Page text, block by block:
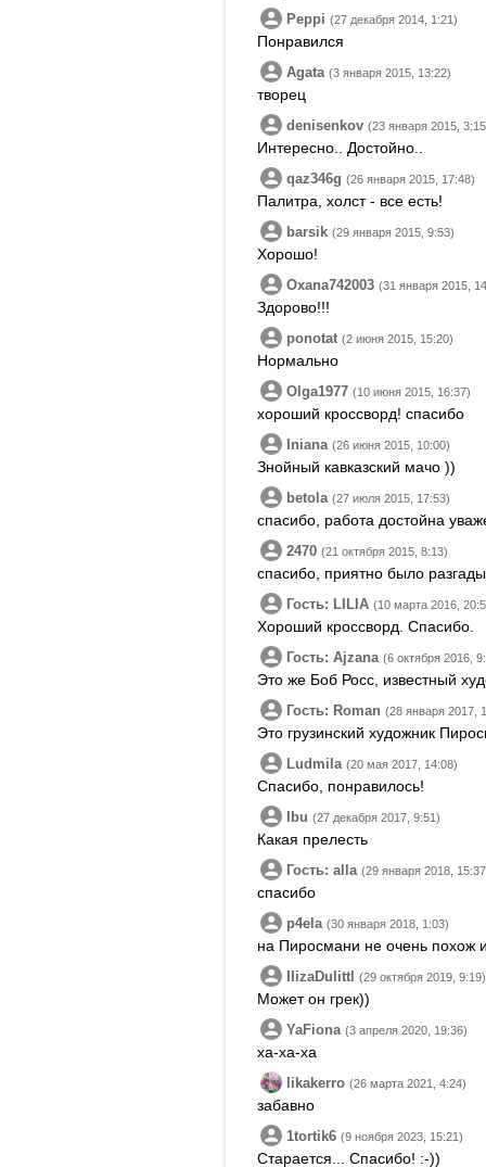
Peppi (27 декабря 2014, 1:21)
Понравился
Agata (3 января 2015, 13:22)
творец
denisenkov (23 января 2015,
Интересно.. Достойно..
qaz346g (26 января 2015, 17:48)
Палитра, холст - все есть!
barsik (29 января 2015, 9:53)
Хорошо!
Oxana742003 (31 января 2015,
Здорово!!!
ponotat (2 июня 2015, 15:20)
Нормально
Olga1977 (10 июня 2015, 16:37)
хороший кроссворд! спасибо
Iniana (26 июня 2015, 10:00)
Знойный кавказский мачо ))
betola (27 июля 2015, 17:53)
спасибо, работа достойна
2470 (21 октября 2015, 8:13)
спасибо, приятно было
Гость: LILIA (10 марта 2016,
Хороший кроссворд. Спасибо.
Гость: Ajzana (6 октября 2016,
Это же Боб Росс, известный
Гость: Roman (28 января 2017,
Это грузинский художник
Ludmila (20 мая 2017, 14:08)
Спасибо, понравилось!
Ibu (27 декабря 2017, 9:51)
Какая прелесть
Гость: alla (29 января 2018,
спасибо
p4ela (30 января 2018, 1:03)
на Пиросмани не очень похож
IlizaDulittl (29 октября 2019, 9:19)
Может он грек))
YaFiona (3 апреля 2020, 19:36)
ха-ха-ха
likakerro (26 марта 2021, 4:24)
забавно
1tortik6 (9 ноября 2023, 15:21)
Старается... Спасибо! :-))